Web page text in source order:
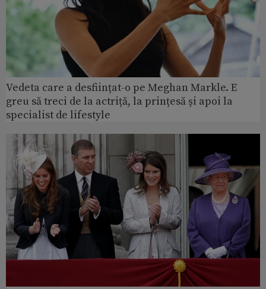
Vedeta care a desființat-o pe Meghan Markle. E
greu să treci de la actriță, la prințesă și apoi la
specialist de lifestyle